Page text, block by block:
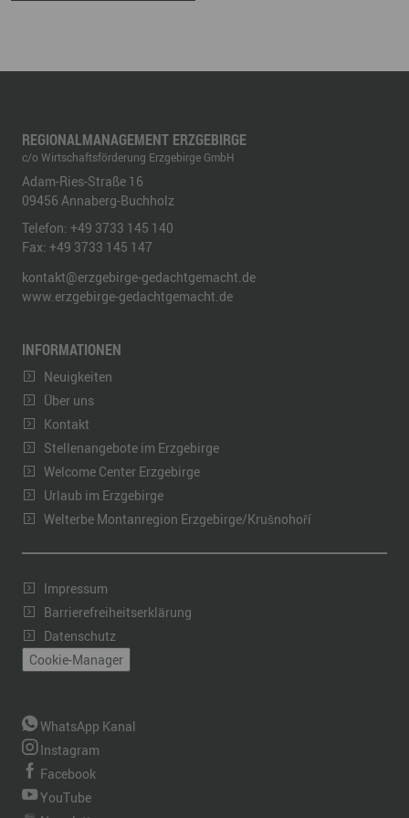
REGIONALMANAGEMENT ERZGEBIRGE
c/o Wirtschaftsförderung Erzgebirge GmbH
Adam-Ries-Straße 16
09456 Annaberg-Buchholz
Telefon: +49 3733 145 140
Fax: +49 3733 145 147
kontakt@erzgebirge-gedachtgemacht.de
www.erzgebirge-gedachtgemacht.de
INFORMATIONEN
Neuigkeiten
Über uns
Kontakt
Stellenangebote im Erzgebirge
Welcome Center Erzgebirge
Urlaub im Erzgebirge
Welterbe Montanregion Erzgebirge/Krušnohoří
Impressum
Barrierefreiheitserklärung
Datenschutz
Cookie-Manager
WhatsApp Kanal
Instagram
Facebook
YouTube